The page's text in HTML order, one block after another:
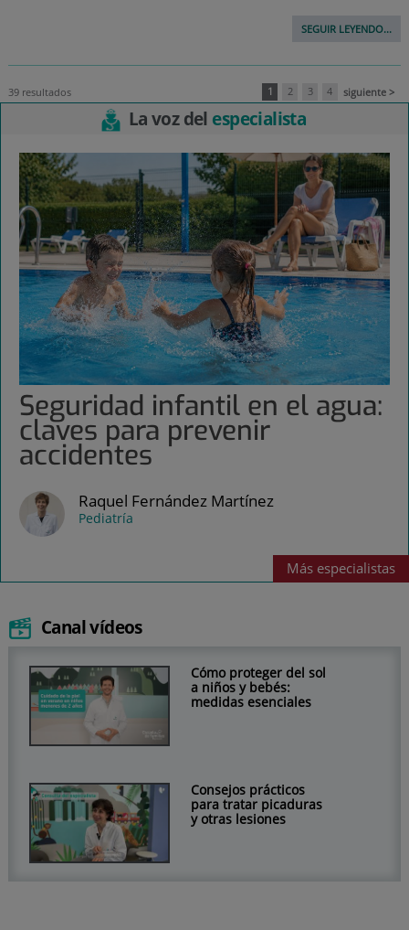
SEGUIR LEYENDO...
39 resultados 1 2 3 4 siguiente >
La voz del especialista
Seguridad infantil en el agua:
claves para prevenir
accidentes
Raquel Fernández Martínez
Pediatría
Más especialistas
Canal vídeos
Cómo proteger del sol
a niños y bebés:
medidas esenciales
Consejos prácticos
para tratar picaduras
y otras lesiones